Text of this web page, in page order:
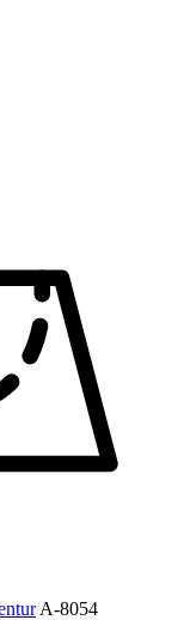
A-8054